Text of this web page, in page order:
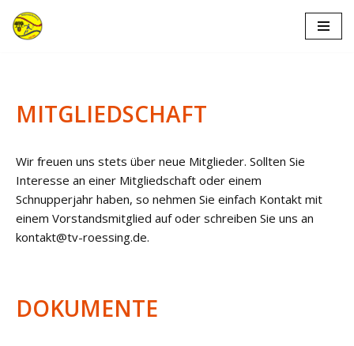
Zum
MITGLIEDSCHAFT
Wir freuen uns stets über neue Mitglieder. Sollten Sie
Interesse an einer Mitgliedschaft oder einem
Schnupperjahr haben, so nehmen Sie einfach Kontakt mit
einem Vorstandsmitglied auf oder schreiben Sie uns an
kontakt@tv-roessing.de.
DOKUMENTE